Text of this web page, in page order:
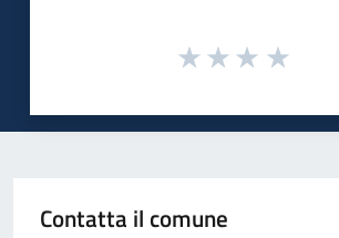
Contatta il comune